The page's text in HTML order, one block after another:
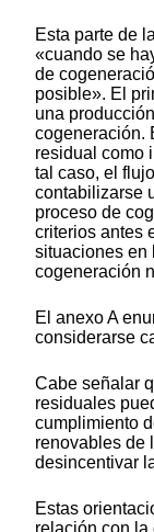
Esta parte de
«cuando se
de
posible». El
una
cogeneración.
residual como
tal caso, el
contabilizarse
proceso de
criterios antes
situaciones en
cogeneración
El anexo A
considerarse
Cabe señalar
residuales
cumplimiento
renovables de
desincentivar
Estas